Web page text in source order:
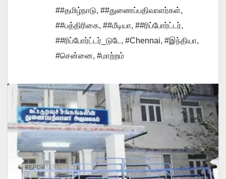
##தமிழ்நாடு, ##துணைப்பதிவாளர்கள்,
##பத்திரிகை, ##மீடியா, ##ரிப்போர்ட்டர்,
##ரிப்போர்ட்டர்_டுடே , #Chennai, #இந்தியா,
#சென்னை, #மாற்றம்